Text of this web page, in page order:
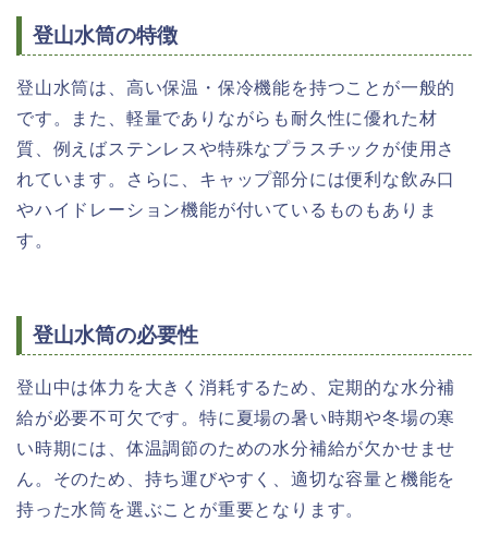
登山水筒の特徴
登山水筒は、高い保温・保冷機能を持つことが一般的
です。また、軽量でありながらも耐久性に優れた材
質、例えばステンレスや特殊なプラスチックが使用さ
れています。さらに、キャップ部分には便利な飲み口
やハイドレーション機能が付いているものもありま
す。
登山水筒の必要性
登山中は体力を大きく消耗するため、定期的な水分補
給が必要不可欠です。特に夏場の暑い時期や冬場の寒
い時期には、体温調節のための水分補給が欠かせませ
ん。そのため、持ち運びやすく、適切な容量と機能を
持った水筒を選ぶことが重要となります。